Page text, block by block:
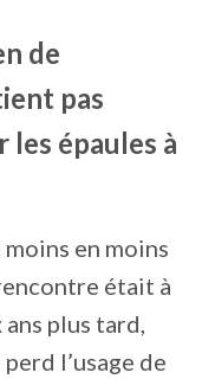
de
pas
les épaules à
en moins
était à
ans plus tard,
l’usage de